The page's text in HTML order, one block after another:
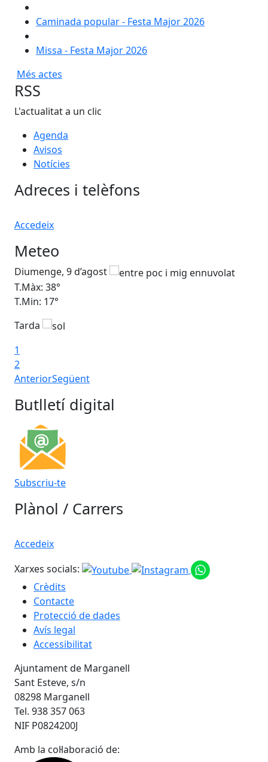
Caminada popular - Festa Major 2026
Missa - Festa Major 2026
Més actes
RSS
L'actualitat a un clic
Agenda
Avisos
Notícies
Adreces i telèfons
Accedeix
Meteo
Diumenge, 9 d’agost
T.Màx: 38°
T.Min: 17°
Tarda
1
2
AnteriorSegüent
Butlletí digital
Subscriu-te
Plànol / Carrers
Accedeix
Xarxes socials:
Crèdits
Contacte
Protecció de dades
Avís legal
Accessibilitat
Ajuntament de Marganell
Sant Esteve, s/n
08298 Marganell
Tel. 938 357 063
NIF P0824200J
Amb la col·laboració de: